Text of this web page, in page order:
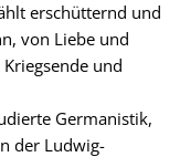
erschütternd und
von Liebe und
und
Germanistik,
der Ludwig-